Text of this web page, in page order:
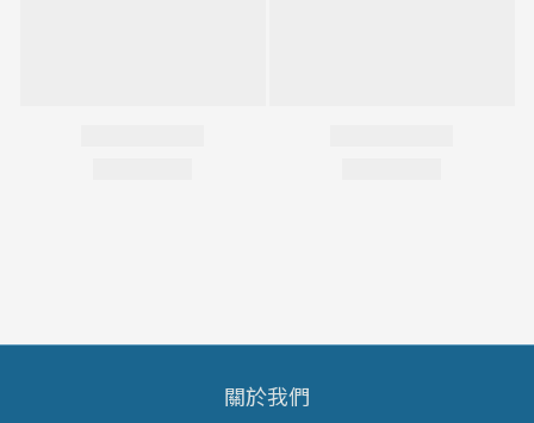
關於我們